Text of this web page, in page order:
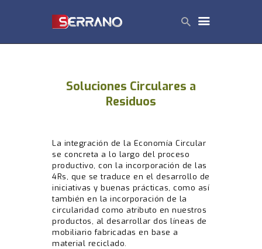
MUEBLES
SUSTENTABILIDAD
CONTACTO
PRENSA
Soluciones Circulares a
Residuos
La integración de la Economía Circular
se concreta a lo largo del proceso
productivo, con la incorporación de las
4Rs, que se traduce en el desarrollo de
iniciativas y buenas prácticas, como así
también en la incorporación de la
circularidad como atributo en nuestros
productos, al desarrollar dos líneas de
mobiliario fabricadas en base a
material reciclado.